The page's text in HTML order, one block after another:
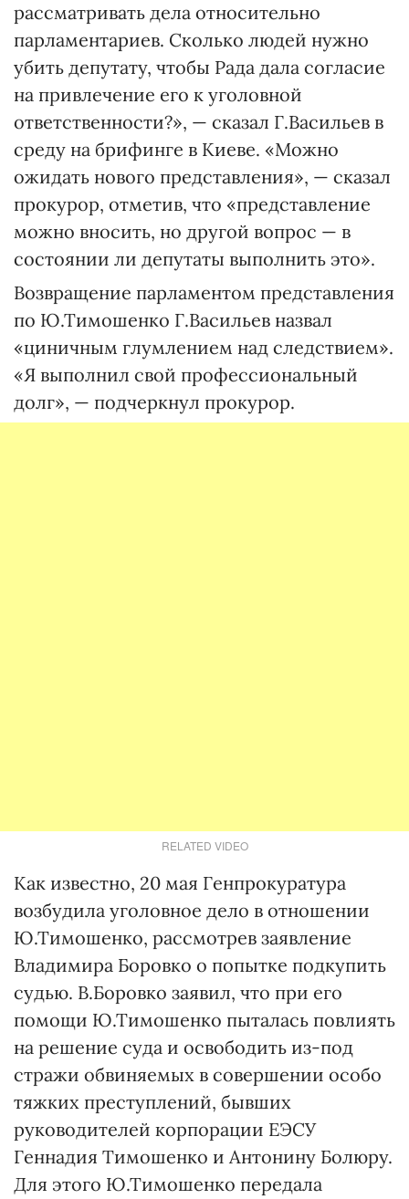
рассматривать дела относительно
парламентариев. Сколько людей нужно
убить депутату, чтобы Рада дала согласие
на привлечение его к уголовной
ответственности?», — сказал Г.Васильев в
среду на брифинге в Киеве. «Можно
ожидать нового представления», — сказал
прокурор, отметив, что «представление
можно вносить, но другой вопрос — в
состоянии ли депутаты выполнить это».
Возвращение парламентом представления
по Ю.Тимошенко Г.Васильев назвал
«циничным глумлением над следствием».
«Я выполнил свой профессиональный
долг», — подчеркнул прокурор.
RELATED VIDEO
Как известно, 20 мая Генпрокуратура
возбудила уголовное дело в отношении
Ю.Тимошенко, рассмотрев заявление
Владимира Боровко о попытке подкупить
судью. В.Боровко заявил, что при его
помощи Ю.Тимошенко пыталась повлиять
на решение суда и освободить из-под
стражи обвиняемых в совершении особо
тяжких преступлений, бывших
руководителей корпорации ЕЭСУ
Геннадия Тимошенко и Антонину Болюру.
Для этого Ю.Тимошенко передала